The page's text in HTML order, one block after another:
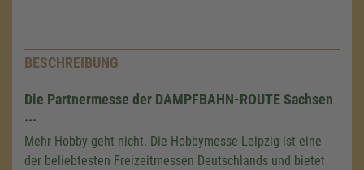
BESCHREIBUNG
Die Partnermesse der DAMPFBAHN-ROUTE Sachsen
...
Mehr Hobby geht nicht. Die Hobbymesse Leipzig ist eine
der beliebtesten Freizeitmessen Deutschlands und bietet